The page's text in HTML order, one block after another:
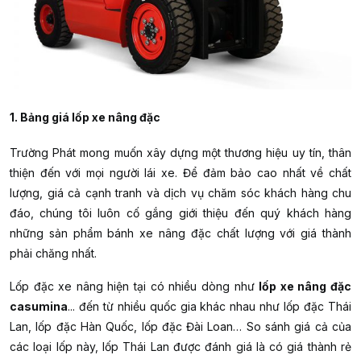
1. Bảng giá lốp xe nâng đặc
Trường Phát mong muốn xây dựng một thương hiệu uy tín, thân
thiện đến với mọi người lái xe. Để đảm bảo cao nhất về chất
lượng, giá cả cạnh tranh và dịch vụ chăm sóc khách hàng chu
đáo, chúng tôi luôn cố gắng giới thiệu đến quý khách hàng
những sản phẩm bánh xe nâng đặc chất lượng với giá thành
phải chăng nhất.
Lốp đặc xe nâng hiện tại có nhiều dòng như lốp xe nâng đặc
casumina... đến từ nhiều quốc gia khác nhau như lốp đặc Thái
Lan, lốp đặc Hàn Quốc, lốp đặc Đài Loan… So sánh giá cả của
các loại lốp này, lốp Thái Lan được đánh giá là có giá thành rẻ